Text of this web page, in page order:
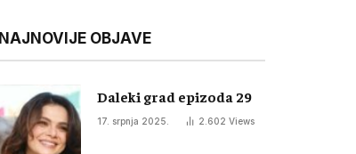
NAJNOVIJE OBJAVE
Daleki grad epizoda 29
17. srpnja 2025. 2.602 Views